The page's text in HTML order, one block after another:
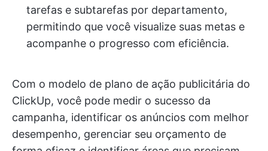
tarefas e subtarefas por departamento,
permitindo que você visualize suas metas e
acompanhe o progresso com eficiência.
Com o modelo de plano de ação publicitária do
ClickUp, você pode medir o sucesso da
campanha, identificar os anúncios com melhor
desempenho, gerenciar seu orçamento de